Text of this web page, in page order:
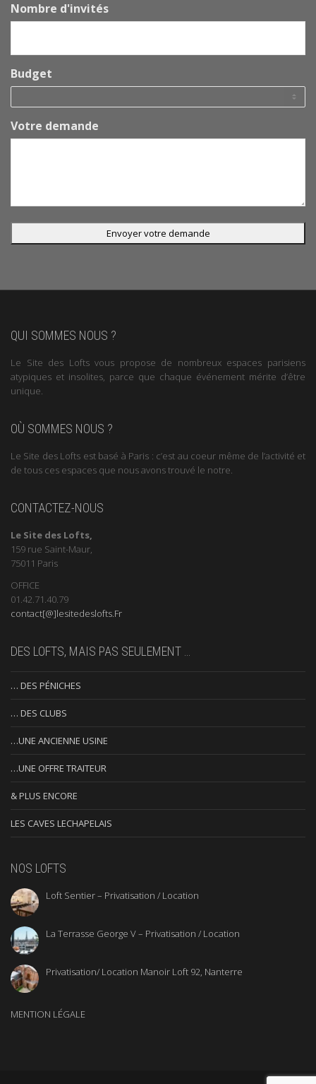
Nombre d'invités
Budget
Votre demande
QUI SOMMES NOUS ?
Le Site des Lofts vous propose de nombreux espaces parisiens
atypiques et insolites, parce que chaque événement mérite d’être
unique.
OÙ SOMMES NOUS ?
Le Site des Lofts est basé à Paris : c’est au coeur même de l’activité et
de tous ces espaces que nous avons trouvé le notre.
CONTACTEZ-NOUS
Le Site des Lofts,
159 rue Saint-Maur,
75011 Paris
OFFICE
01.42.71.40.79
contact[@]lesitedeslofts.Fr
DES LOFTS, MAIS PAS SEULEMENT …
… DES PÉNICHES
… DES CLUBS
…UNE ANCIENNE USINE
…UNE OFFRE TRAITEUR
& PLUS ENCORE
LES CAVES LECHAPELAIS
NOS LOFTS
Loft Sentier – Privatisation / Location
La Terrasse George V – Privatisation / Location
Privatisation/ Location Manoir Loft 92, Nanterre
MENTION LÉGALE